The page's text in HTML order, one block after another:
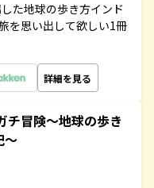
た地球の歩き方インド
を思い出して欲しい1冊
詳細を見る
チ冒険～地球の歩き
～